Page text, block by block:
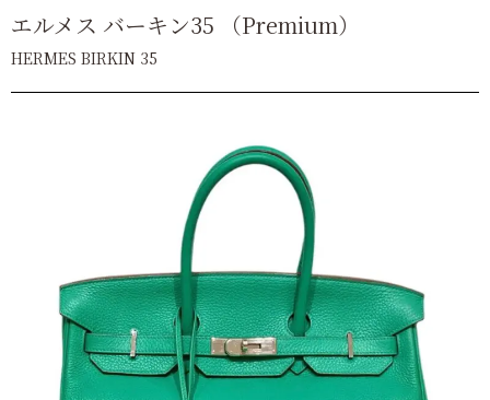
エルメス バーキン35 （Premium）
HERMES BIRKIN 35